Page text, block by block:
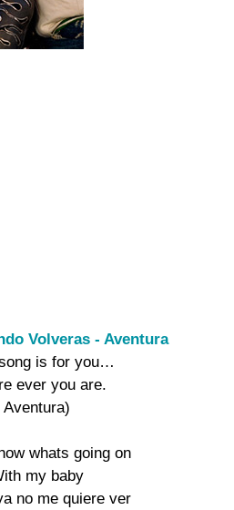
Volveras - Aventura
is for you…
ever you are.
Aventura)
whats going on
my baby
no me quiere ver